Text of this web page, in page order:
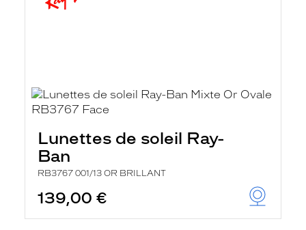
Lunettes de soleil Ray-
Ban
RB3767 001/13 OR BRILLANT
139,00 €